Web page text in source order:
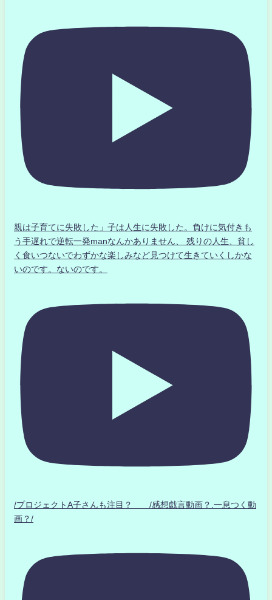
親は子育てに失敗した」子は人生に失敗した。負けに気付きも
う手遅れで逆転一発manなんかありません、 残りの人生、貧し
く食いつないでわずかな楽しみなど見つけて生きていくしかな
いのです。ないのです。
/プロジェクトA子さんも注目？ /感想戯言動画？.一息つく動
画？/